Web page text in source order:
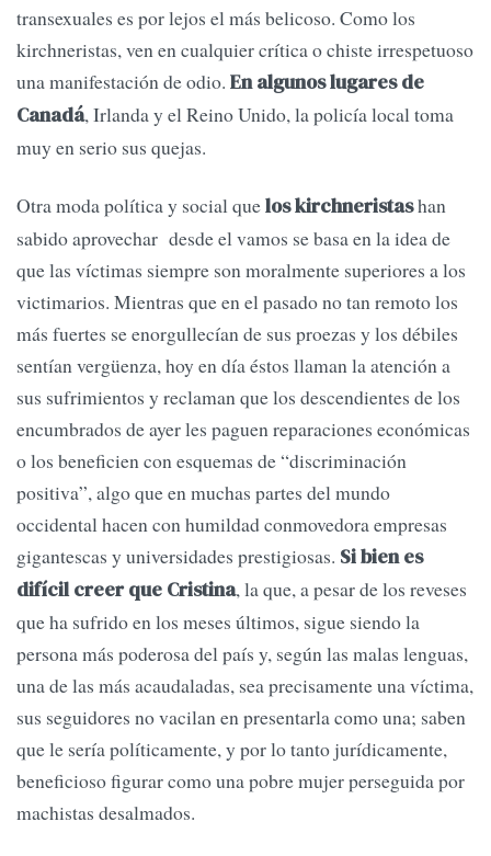
transexuales es por lejos el más belicoso. Como los
kirchneristas, ven en cualquier crítica o chiste irrespetuoso
una manifestación de odio. En algunos lugares de
Canadá, Irlanda y el Reino Unido, la policía local toma
muy en serio sus quejas.
Otra moda política y social quelos kirchneristashan
sabido aprovechar desde el vamos se basa en la idea de
que las víctimas siempre son moralmente superiores a los
victimarios. Mientras que en el pasado no tan remoto los
más fuertes se enorgullecían de sus proezas y los débiles
sentían vergüenza, hoy en día éstos llaman la atención a
sus sufrimientos y reclaman que los descendientes de los
encumbrados de ayer les paguen reparaciones económicas
o los beneficien con esquemas de “discriminación
positiva”, algo que en muchas partes del mundo
occidental hacen con humildad conmovedora empresas
gigantescas y universidades prestigiosas. Si bien es
difícil creer que Cristina, la que, a pesar de los reveses
que ha sufrido en los meses últimos, sigue siendo la
persona más poderosa del país y, según las malas lenguas,
una de las más acaudaladas, sea precisamente una víctima,
sus seguidores no vacilan en presentarla como una; saben
que le sería políticamente, y por lo tanto jurídicamente,
beneficioso figurar como una pobre mujer perseguida por
machistas desalmados.